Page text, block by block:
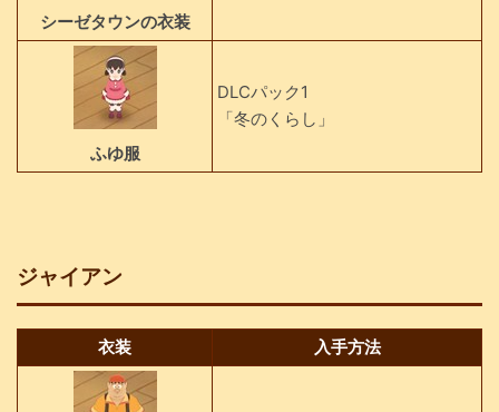
シーゼタウンの衣装
ふゆ服
DLCパック1
「冬のくらし」
ジャイアン
衣装 入手方法